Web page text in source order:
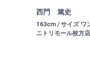
西門 篤史
163cm / サイズ ワ
ニトリモール枚方店